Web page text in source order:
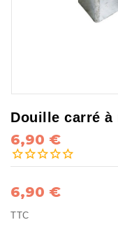
Douille carré à
6,90 €
6,90 €
TTC